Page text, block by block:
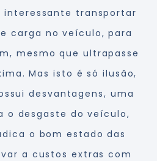
interessante transportar
carga no veículo, para
mesmo que ultrapasse
Mas isto é só ilusão,
desvantagens, uma
o desgaste do veículo,
o bom estado das
a custos extras com